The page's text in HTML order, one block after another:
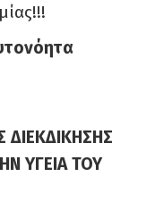
ΥΓΕΙΑ ΤΟΥ